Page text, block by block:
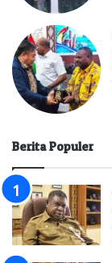
Berita Populer